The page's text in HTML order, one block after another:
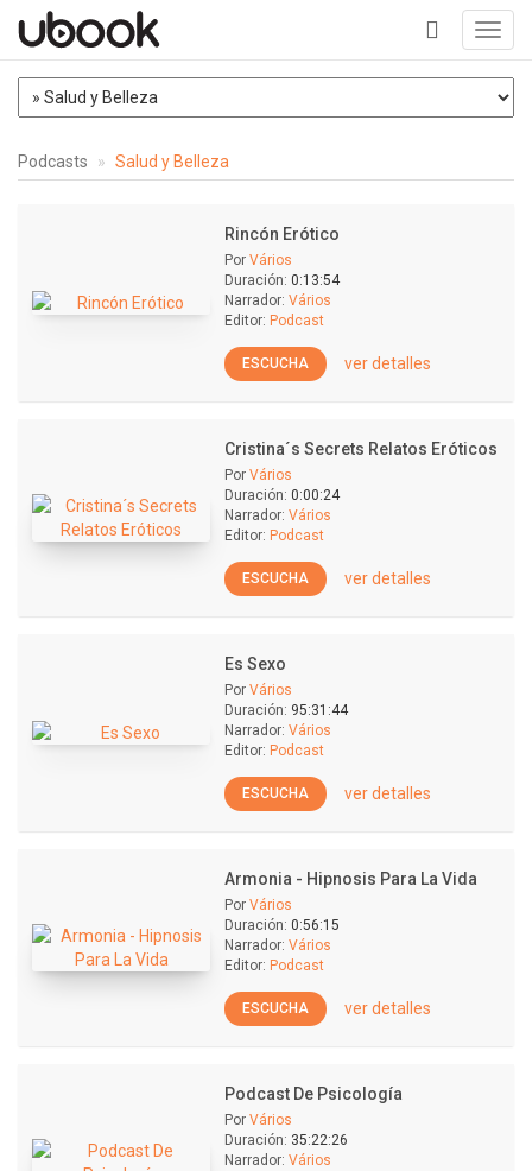
+
Podcasts Salud y Belleza
Rincón Erótico
Por Vários
Duración: 0:13:54
Narrador: Vários
Editor: Podcast
ESCUCHA ver detalles
Cristina´s Secrets Relatos Eróticos
Por Vários
Duración: 0:00:24
Narrador: Vários
Editor: Podcast
ESCUCHA ver detalles
Es Sexo
Por Vários
Duración: 95:31:44
Narrador: Vários
Editor: Podcast
ESCUCHA ver detalles
Armonia - Hipnosis Para La Vida
Por Vários
Duración: 0:56:15
Narrador: Vários
Editor: Podcast
ESCUCHA ver detalles
Podcast De Psicología
Por Vários
Duración: 35:22:26
Narrador: Vários